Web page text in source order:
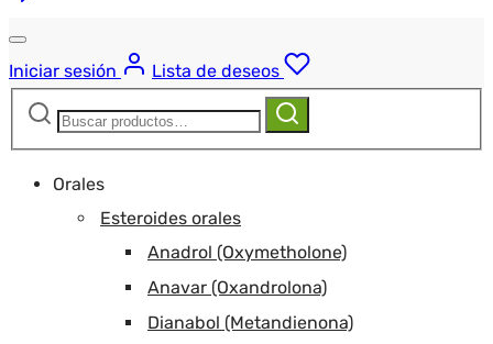
Iniciar sesión
Lista de deseos
Buscar:
Buscar
Orales
Esteroides orales
Anadrol (Oxymetholone)
Anavar (Oxandrolona)
Dianabol (Metandienona)